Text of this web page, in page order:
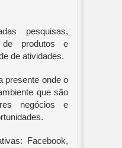
pesquisas,
produtos e
de atividades.
presente onde o
que são
negócios e
Facebook,